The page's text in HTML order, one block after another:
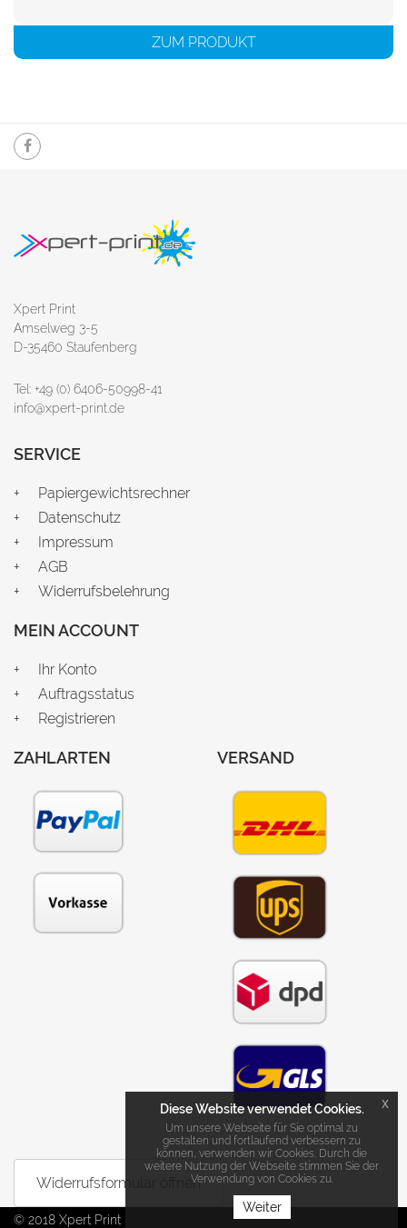
ZUM PRODUKT
Xpert Print
Amselweg 3-5
D-35460 Staufenberg
Tel: +49 (0) 6406-50998-41
info@xpert-print.de
SERVICE
Papiergewichtsrechner
Datenschutz
Impressum
AGB
Widerrufsbelehrung
MEIN ACCOUNT
Ihr Konto
Auftragsstatus
Registrieren
ZAHLARTEN VERSAND
Widerrufsformular öffnen
© 2018 Xpert Print
Diese Website verwendet Cookies.
Um unsere Webseite für Sie optimal zu
gestalten und fortlaufend verbessern zu
können, verwenden wir Cookies. Durch die
weitere Nutzung der Webseite stimmen Sie der
Verwendung von Cookies zu.
Weiter
x